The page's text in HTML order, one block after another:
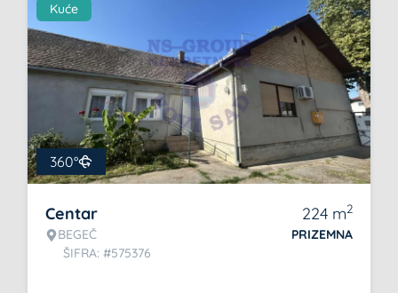
Kuće
360°
Centar
BEGEČ
ŠIFRA: #575376
224 m2
PRIZEMNA